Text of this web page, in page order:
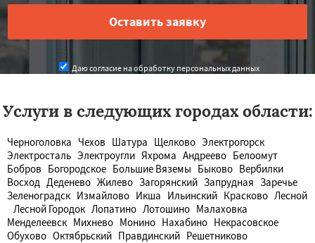
Даю согласие на обработку персональных данных
Услуги в следующих городах области:
Черноголовка Чехов Шатура Щелково Электрогорск
Электросталь Электроугли Яхрома Андреево Белоомут
Бобров Богородское Большие Вяземы Быково Вербилки
Восход Деденево Жилево Загорянский Запрудная Заречье
Зеленоградск Измайлово Икша Ильинский Красково Лесной
Лесной Городок Лопатино Лотошино Малаховка
Менделеевск Михнево Монино Нахабино Некрасовское
Обухово Октябрьский Правдинский Решетниково